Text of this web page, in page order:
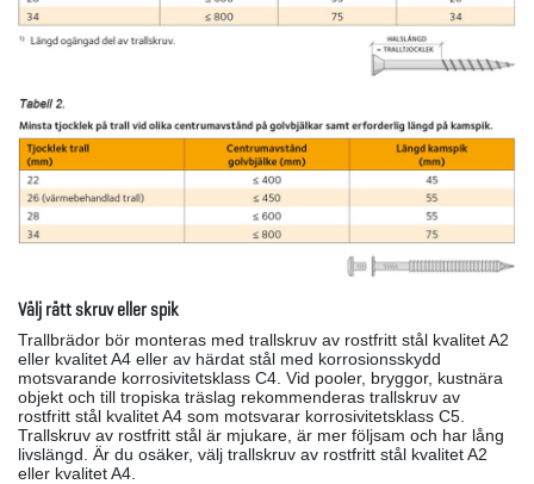
Välj rätt skruv eller spik
Trallbrädor bör monteras med trallskruv av rostfritt stål kvalitet A2
eller kvalitet A4 eller av härdat stål med korrosionsskydd
motsvarande korrosivitetsklass C4. Vid pooler, bryggor, kustnära
objekt och till tropiska träslag rekommenderas trallskruv av
rostfritt stål kvalitet A4 som motsvarar korrosivitetsklass C5.
Trallskruv av rostfritt stål är mjukare, är mer följsam och har lång
livslängd. Är du osäker, välj trallskruv av rostfritt stål kvalitet A2
eller kvalitet A4.